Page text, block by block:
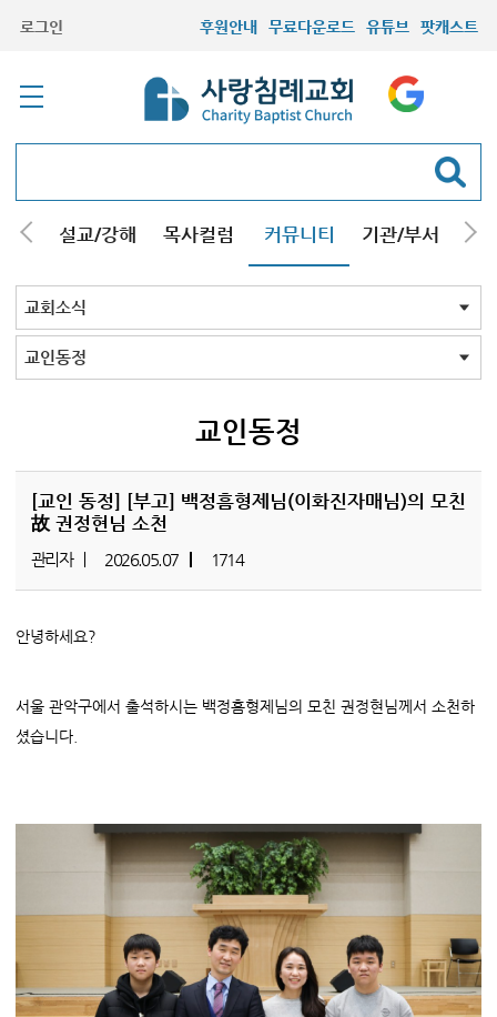
로그인 후원안내 무료다운로드 유튜브 팟캐스트
내 설교/강해 목사컬럼 커뮤니티 기관/부서 선
최근등록자료
자유게시판
교회소식
성도컬럼
새가족사진
새가족가이드
포토앨범
찬양쉼터
신앙도서
성경읽기퀴즈
기도부탁
교회소식 전체
공지
교인동정
교인동정
[교인 동정] [부고] 백정흠형제님(이화진자매님)의 모친
故 권정현님 소천
관리자 2026.05.07 1714
안녕하세요?
서울 관악구에서 출석하시는 백정흠형제님의 모친 권정현님께서 소천하
셨습니다.